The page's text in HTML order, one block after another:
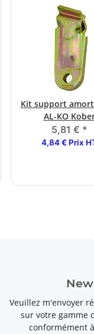
Kit support
AL-KO
5,81 € *
4,84 € Prix
Veuillez m'envoyer
sur votre gamme
conformément